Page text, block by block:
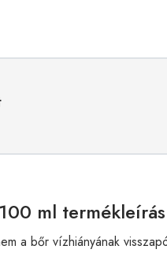
ml termékleírás
a bőr vízhiányának